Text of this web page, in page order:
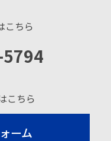
こちら
こちら
ーム